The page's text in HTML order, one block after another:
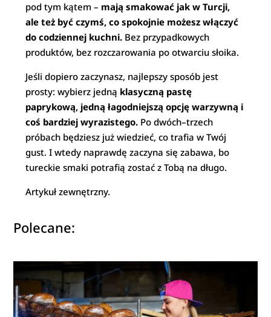
pod tym kątem – mają smakować jak w Turcji,
ale też być czymś, co spokojnie możesz włączyć
do codziennej kuchni. Bez przypadkowych
produktów, bez rozczarowania po otwarciu słoika.
Jeśli dopiero zaczynasz, najlepszy sposób jest
prosty: wybierz jedną klasyczną pastę
paprykową, jedną łagodniejszą opcję warzywną i
coś bardziej wyrazistego. Po dwóch–trzech
próbach będziesz już wiedzieć, co trafia w Twój
gust. I wtedy naprawdę zaczyna się zabawa, bo
tureckie smaki potrafią zostać z Tobą na długo.
Artykuł zewnętrzny.
Polecane: